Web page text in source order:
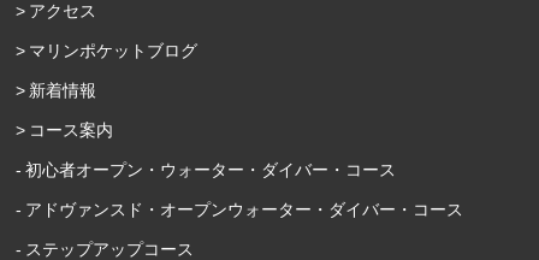
アクセス
マリンポケットブログ
新着情報
コース案内
初心者オープン・ウォーター・ダイバー・コース
アドヴァンスド・オープンウォーター・ダイバー・コース
ステップアップコース